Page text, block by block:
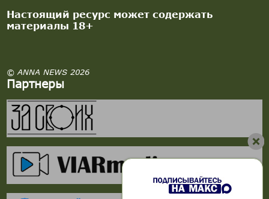
Настоящий ресурс может содержать
материалы 18+
© ANNA NEWS 2026
Партнеры